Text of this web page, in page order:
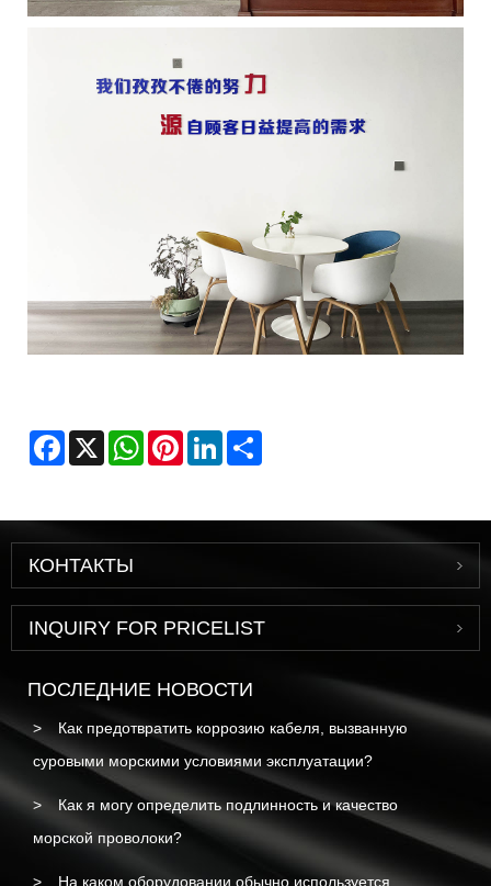
Facebook
X WhatsAppPinterestLinkedIn
КОНТАКТЫ
INQUIRY FOR PRICELIST
ПОСЛЕДНИЕ НОВОСТИ
Как предотвратить коррозию кабеля, вызванную
суровыми морскими условиями эксплуатации?
Как я могу определить подлинность и качество
морской проволоки?
На каком оборудовании обычно используется